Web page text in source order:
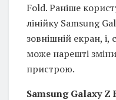
Fold. Раніше
лінійку Samsung
зовнішній екран, і,
може нарешті
пристрою.
Samsung Galaxy Z